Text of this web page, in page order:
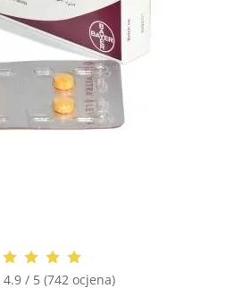
4.9 / 5 (742 ocjena)